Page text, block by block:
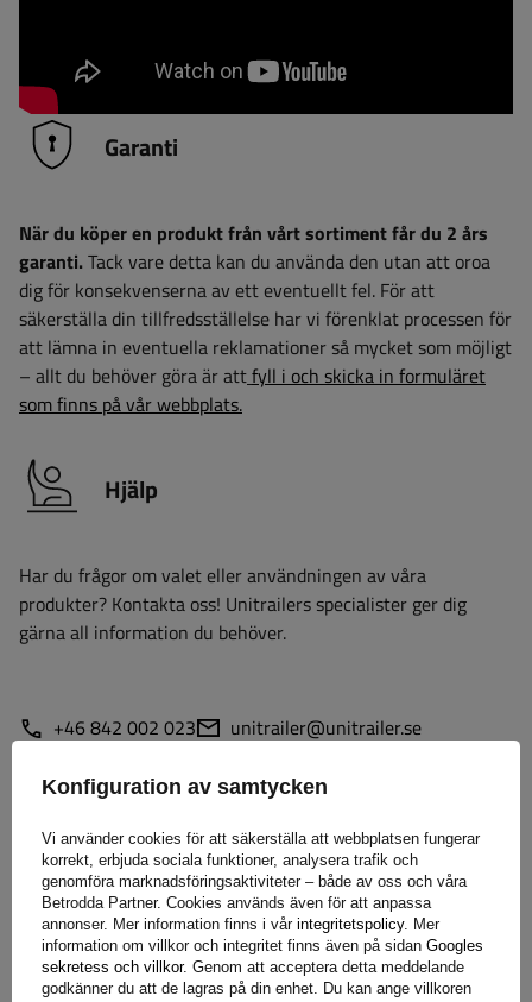
Garanti
När du köper en produkt från vårt sortiment får du 2 års
garanti.Tack vare detta kan du använda den utan att oroa
dig för konsekvenserna av ett eventuellt fel. För att
säkerställa din tillfredsställelse har vi förenklat processen för
att lämna in eventuella reklamationer så mycket som möjligt
– allt du behöver göra är attfyll i och skicka in formuläret
som finns på vår webbplats.
Hjälp
Har du frågor om valet eller användningen av våra
produkter? Kontakta oss! Unitrailers specialister ger dig
gärna all information du behöver.
+46 842 002 023 unitrailer@unitrailer.se
Specifikation
Leverans
Ställ en fråga
Konfiguration av samtycken
Vi använder cookies för att säkerställa att webbplatsen fungerar
korrekt, erbjuda sociala funktioner, analysera trafik och
genomföra marknadsföringsaktiviteter – både av oss och våra
Betrodda Partner. Cookies används även för att anpassa
annonser. Mer information finns i vår integritetspolicy. Mer
information om villkor och integritet finns även på sidan Googles
sekretess och villkor. Genom att acceptera detta meddelande
godkänner du att de lagras på din enhet. Du kan ange villkoren